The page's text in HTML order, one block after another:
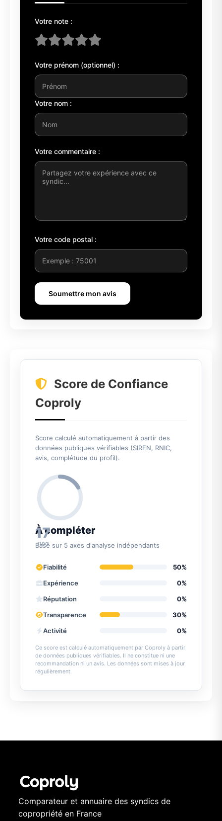
Votre note :
Votre prénom (optionnel) :
Votre nom :
Votre commentaire :
Votre code postal :
Soumettre mon avis
Score de Confiance
Coproly
Score calculé automatiquement à partir des
données publiques vérifiables (SIREN, RNIC,
avis, complétude du profil).
17
/100
À compléter
Basé sur 5 axes d'analyse indépendants
Fiabilité
50%
Expérience
0%
Réputation
0%
Transparence
30%
Activité
0%
Ce score est calculé automatiquement par Coproly à partir
de données publiques vérifiables. Il ne constitue ni une
recommandation ni un avis. Les données sont mises à jour
régulièrement.
Comparateur et annuaire des syndics de
copropriété en France